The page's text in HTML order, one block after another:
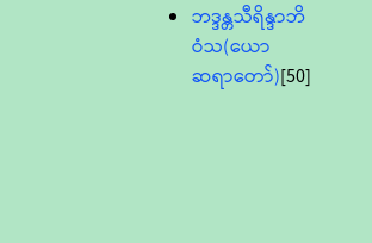
ဘဒ္ဒန္တသီရိန္ဒာဘိ
ဝံသ(ယော
ဆရာတော်)[50]